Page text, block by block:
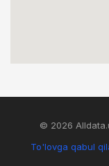
© 2026
To'lovga qabul